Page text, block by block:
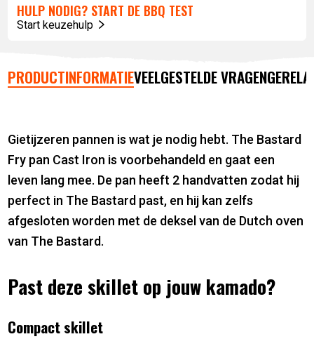
HULP NODIG? START DE BBQ TEST
Start keuzehulp
PRODUCTINFORMATIEVEELGESTELDE VRAGEN
Gietijzeren pannen is wat je nodig hebt. The Bastard
Fry pan Cast Iron is voorbehandeld en gaat een
leven lang mee. De pan heeft 2 handvatten zodat hij
perfect in The Bastard past, en hij kan zelfs
afgesloten worden met de deksel van de Dutch oven
van The Bastard.
Past deze skillet op jouw kamado?
Compact skillet